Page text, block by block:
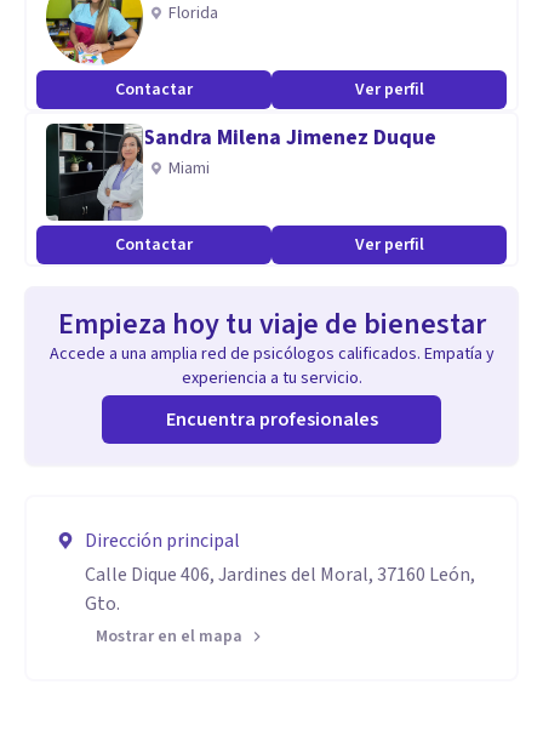
Florida
Contactar Ver perfil
Sandra Milena Jimenez Duque
Miami
Contactar Ver perfil
Empieza hoy tu viaje de bienestar
Accede a una amplia red de psicólogos calificados. Empatía y
experiencia a tu servicio.
Encuentra profesionales
Dirección principal
Calle Dique 406, Jardines del Moral, 37160 León,
Gto.
Mostrar en el mapa